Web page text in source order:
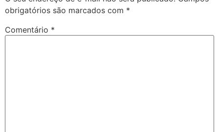
obrigatórios são marcados com *
Comentário *